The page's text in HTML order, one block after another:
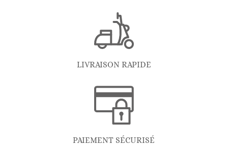
LIVRAISON RAPIDE
PAIEMENT SÉCURISÉ